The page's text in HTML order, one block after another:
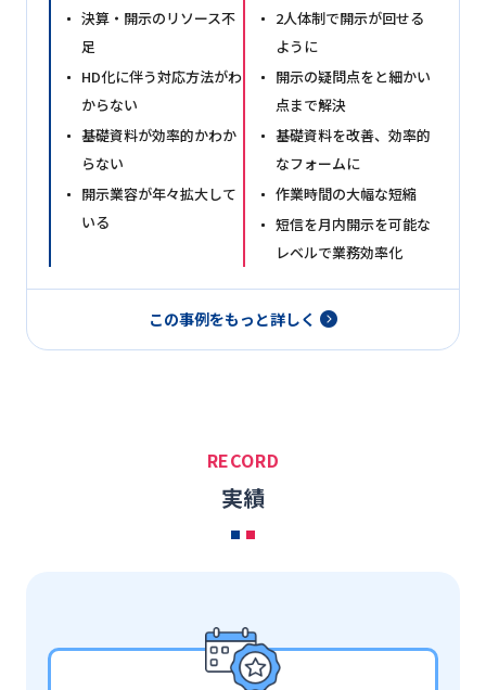
決算・開示のリソース不
足
HD化に伴う対応方法がわ
からない
基礎資料が効率的かわか
らない
開示業容が年々拡大して
いる
2人体制で開示が回せる
ように
開示の疑問点をと細かい
点まで解決
基礎資料を改善、効率的
なフォームに
作業時間の大幅な短縮
短信を月内開示を可能な
レベルで業務効率化
この事例をもっと詳しく
RECORD
実績